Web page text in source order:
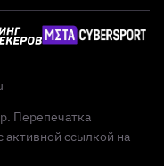
Перепечатка
активной ссылкой на